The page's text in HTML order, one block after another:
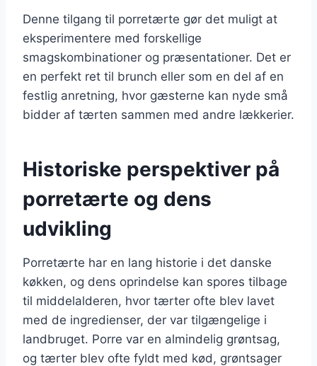
Denne tilgang til porretærte gør det muligt at
eksperimentere med forskellige
smagskombinationer og præsentationer. Det er
en perfekt ret til brunch eller som en del af en
festlig anretning, hvor gæsterne kan nyde små
bidder af tærten sammen med andre lækkerier.
Historiske perspektiver på
porretærte og dens
udvikling
Porretærte har en lang historie i det danske
køkken, og dens oprindelse kan spores tilbage
til middelalderen, hvor tærter ofte blev lavet
med de ingredienser, der var tilgængelige i
landbruget. Porre var en almindelig grøntsag,
og tærter blev ofte fyldt med kød, grøntsager